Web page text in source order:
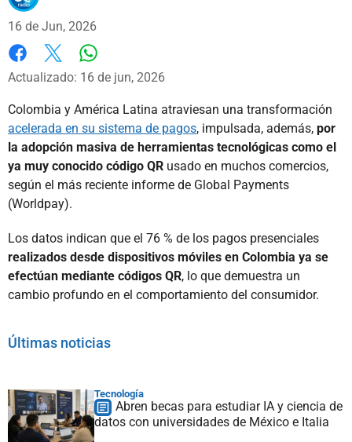
16 de Jun, 2026
Facebook
X
Actualizado: 16 de jun, 2026
Colombia y América Latina atraviesan una transformación
acelerada en su sistema de pagos, impulsada, además, por
la adopción masiva de herramientas tecnológicas como el
ya muy conocido código QR usado en muchos comercios,
según el más reciente informe de Global Payments
(Worldpay).
Los datos indican que el 76 % de los pagos presenciales
realizados desde dispositivos móviles en Colombia ya se
efectúan mediante códigos QR, lo que demuestra un
cambio profundo en el comportamiento del consumidor.
Últimas noticias
Tecnología
Abren becas para estudiar IA y ciencia de
datos con universidades de México e Italia